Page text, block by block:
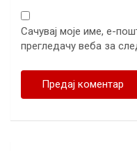
Сачувај моје име, е-
прегледачу веба за